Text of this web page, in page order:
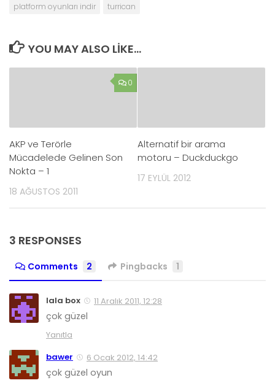
platform oyunları indir
turrican
YOU MAY ALSO LIKE...
0
AKP ve Terörle
Mücadelede Gelinen Son
Nokta – 1
18 AĞUSTOS 2011
Alternatif bir arama
motoru – Duckduckgo
17 EYLÜL 2012
3 RESPONSES
Comments 2 Pingbacks 1
lala box 11 Aralık 2011, 12:28
çok güzel
Yanıtla
bawer
6 Ocak 2012, 14:42
çok güzel oyun